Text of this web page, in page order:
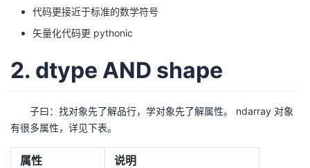
代码更接近于标准的数学符号
矢量化代码更 pythonic
2. dtype AND shape
子曰：找对象先了解品行，学对象先了解属性。 ndarray 对象
有很多属性，详见下表。
属性 说明